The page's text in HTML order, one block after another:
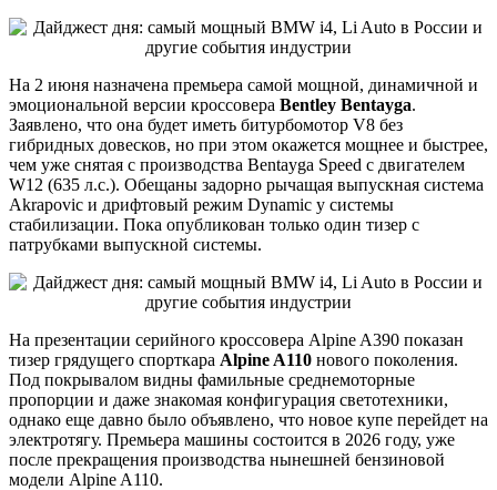
На 2 июня назначена премьера самой мощной, динамичной и
эмоциональной версии кроссовера Bentley Bentayga.
Заявлено, что она будет иметь битурбомотор V8 без
гибридных довесков, но при этом окажется мощнее и быстрее,
чем уже снятая с производства Bentayga Speed с двигателем
W12 (635 л.с.). Обещаны задорно рычащая выпускная система
Akrapovic и дрифтовый режим Dynamic у системы
стабилизации. Пока опубликован только один тизер с
патрубками выпускной системы.
На презентации серийного кроссовера Alpine A390 показан
тизер грядущего спорткара Alpine A110 нового поколения.
Под покрывалом видны фамильные среднемоторные
пропорции и даже знакомая конфигурация светотехники,
однако еще давно было объявлено, что новое купе перейдет на
электротягу. Премьера машины состоится в 2026 году, уже
после прекращения производства нынешней бензиновой
модели Alpine A110.